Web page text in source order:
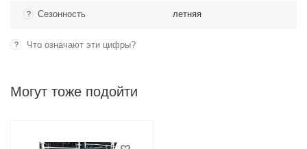
? Сезонность летняя
? Что означают эти цифры?
Могут тоже подойти